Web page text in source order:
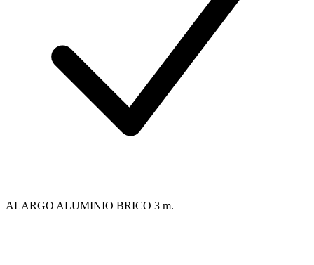
ALARGO ALUMINIO BRICO 3 m.